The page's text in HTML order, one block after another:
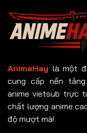
AnimeHay là một
cung cấp nền tảng
anime vietsub trực
chất lượng anime
độ mượt mà!